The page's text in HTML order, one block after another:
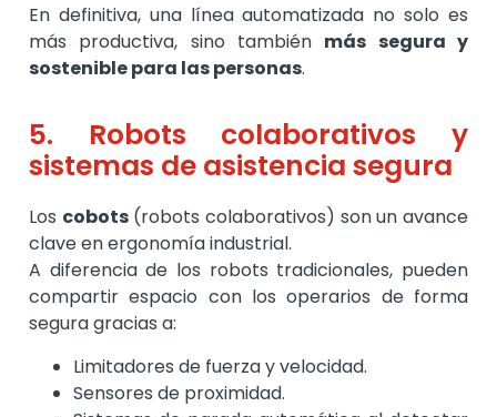
En definitiva, una línea automatizada no solo es
más productiva, sino también más segura y
sostenible para las personas.
5. Robots colaborativos y
sistemas de asistencia segura
Los cobots(robots colaborativos) son un avance
clave en ergonomía industrial.
A diferencia de los robots tradicionales, pueden
compartir espacio con los operarios de forma
segura gracias a:
Limitadores de fuerza y velocidad.
Sensores de proximidad.